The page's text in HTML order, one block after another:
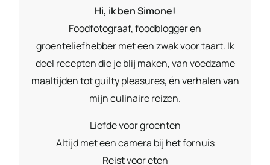
Hi, ik ben Simone!
Foodfotograaf, foodblogger en
groenteliefhebber met een zwak voor taart. Ik
deel recepten die je blij maken, van voedzame
maaltijden tot guilty pleasures, én verhalen van
mijn culinaire reizen.
Liefde voor groenten
Altijd met een camera bij het fornuis
Reist voor eten